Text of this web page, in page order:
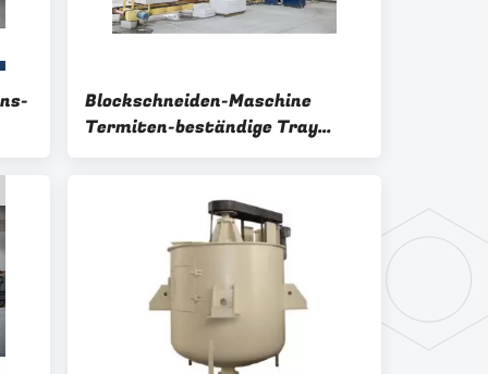
Blockschneiden-Maschine
Termiten-beständige Tray
Stations AAC